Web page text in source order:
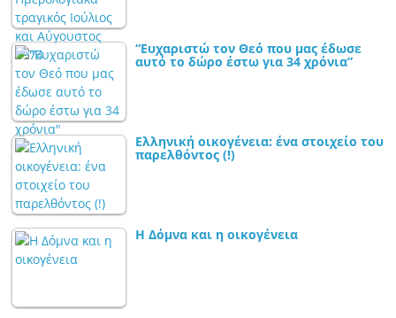
“Ευχαριστώ τον Θεό που μας έδωσε
αυτό το δώρο έστω για 34 χρόνια”
Ελληνική οικογένεια: ένα στοιχείο του
παρελθόντος (!)
Η Δόμνα και η οικογένεια